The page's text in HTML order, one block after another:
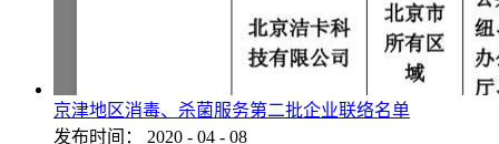
京津地区消毒、杀菌服务第二批企业联络名单
发布时间：
2020 - 04 - 08